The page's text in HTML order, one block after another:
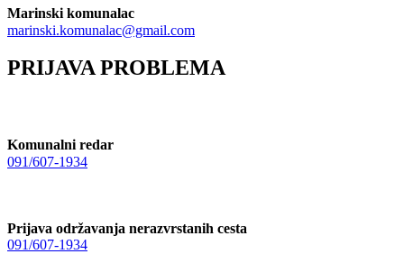
Marinski komunalac
marinski.komunalac@gmail.com
PRIJAVA PROBLEMA
Komunalni redar
091/607-1934
Prijava održavanja nerazvrstanih cesta
091/607-1934